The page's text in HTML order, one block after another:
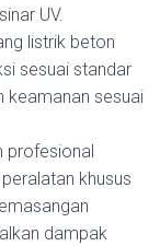
UV.
listrik beton
sesuai standar
keamanan sesuai
profesional
khusus
dampak